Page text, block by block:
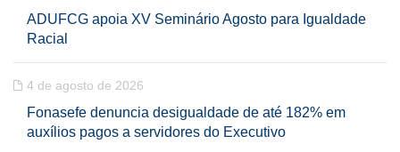
ADUFCG apoia XV Seminário Agosto para Igualdade
Racial
4 de agosto de 2026
Fonasefe denuncia desigualdade de até 182% em
auxílios pagos a servidores do Executivo